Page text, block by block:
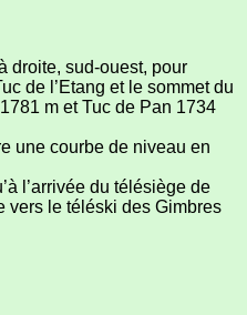
droite, sud-ouest, pour
de l’Etang et le sommet du
m et Tuc de Pan 1734
une courbe de niveau en
l’arrivée du télésiège de
vers le téléski des Gimbres